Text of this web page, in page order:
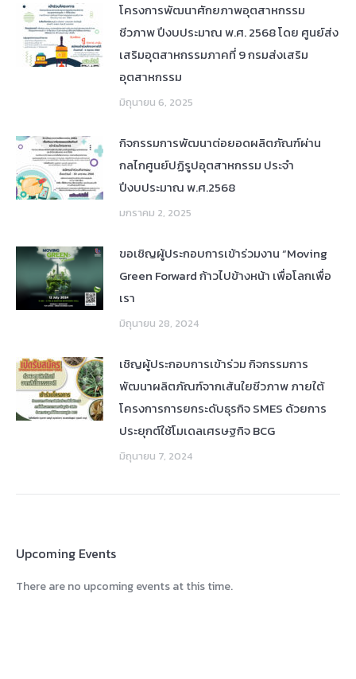
โครงการพัฒนาศักยภาพอุตสาหกรรม
ชีวภาพ ปีงบประมาณ พ.ศ. 2568 โดย ศูนย์ส่ง
เสริมอุตสาหกรรมภาคที่ 9 กรมส่งเสริม
อุตสาหกรรม
มิถุนายน 6, 2025
กิจกรรมการพัฒนาต่อยอดผลิตภัณฑ์ผ่าน
กลไกศูนย์ปฏิรูปอุตสาหกรรม ประจำ
ปีงบประมาณ พ.ศ.2568
มกราคม 2, 2025
ขอเชิญผู้ประกอบการเข้าร่วมงาน “Moving
Green Forward ก้าวไปข้างหน้า เพื่อโลกเพื่อ
เรา
มิถุนายน 28, 2024
เชิญผู้ประกอบการเข้าร่วม กิจกรรมการ
พัฒนาผลิตภัณฑ์จากเส้นใยชีวภาพ ภายใต้
โครงการการยกระดับธุรกิจ SMES ด้วยการ
ประยุกต์ใช้โมเดลเศรษฐกิจ BCG
มิถุนายน 7, 2024
Upcoming Events
There are no upcoming events at this time.